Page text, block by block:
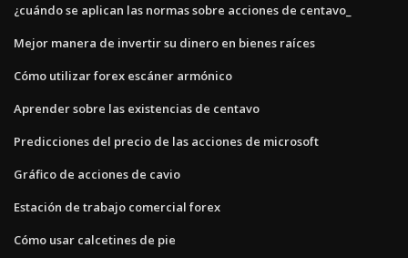
¿cuándo se aplican las normas sobre acciones de centavo_
Mejor manera de invertir su dinero en bienes raíces
Cómo utilizar forex escáner armónico
Aprender sobre las existencias de centavo
Predicciones del precio de las acciones de microsoft
Gráfico de acciones de cavio
Estación de trabajo comercial forex
Cómo usar calcetines de pie